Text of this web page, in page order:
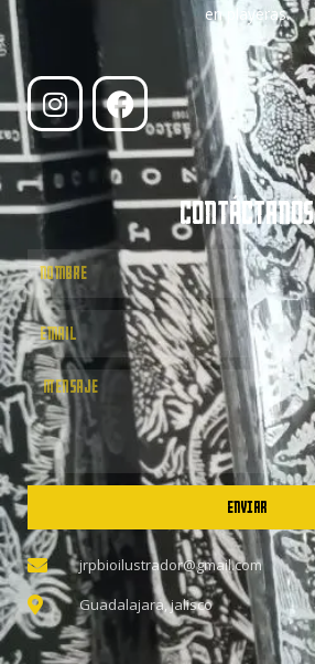
en playeras.
CONTÁCTANOS
ENVIAR
jrpbioilustrador@gmail.com
Guadalajara, jalisco